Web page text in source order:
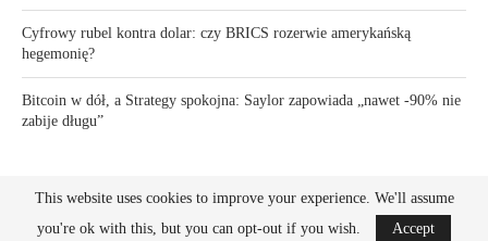
Cyfrowy rubel kontra dolar: czy BRICS rozerwie amerykańską
hegemonię?
Bitcoin w dół, a Strategy spokojna: Saylor zapowiada „nawet -90% nie
zabije długu”
This website uses cookies to improve your experience. We'll assume
you're ok with this, but you can opt-out if you wish.
Accept